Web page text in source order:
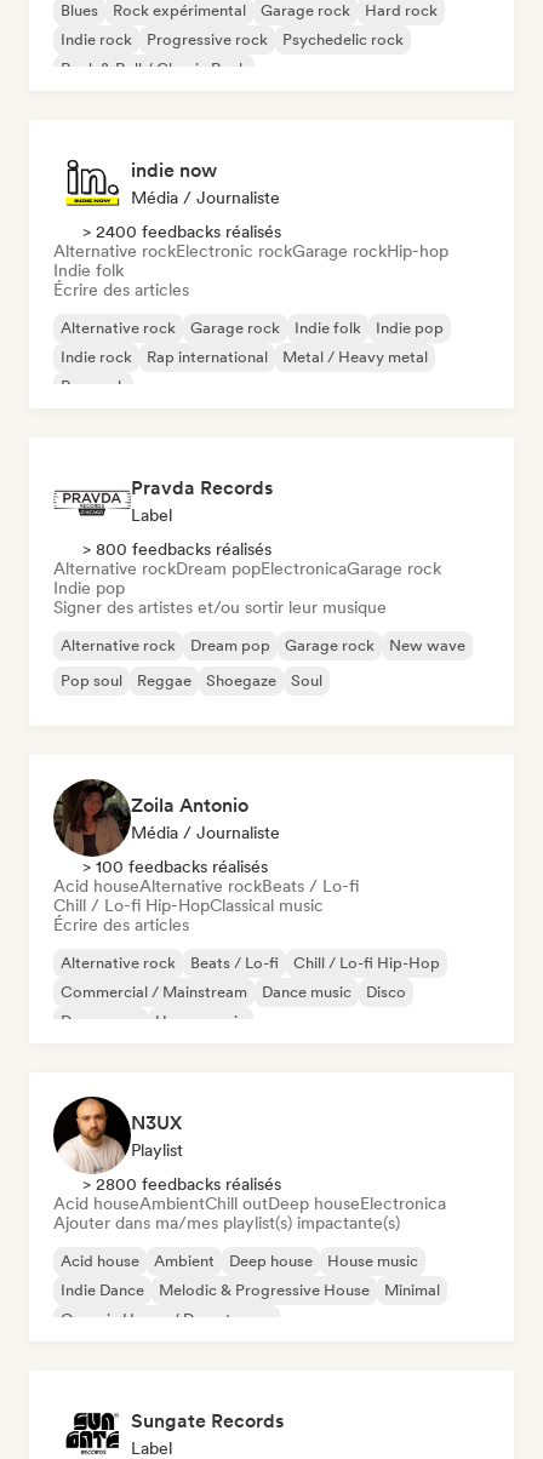
Blues Rock expérimental Garage rock
Hard rock
Indie rock
Progressive rock
Psychedelic rock
Rock & Roll / Classic Rock
indie now
Média / Journaliste
> 2400 feedbacks réalisés
Alternative rockElectronic rockGarage rockHip-hop
Indie folk
Écrire des articles
Alternative rock Garage rock Indie folk
Indie pop
Indie rock
Rap international
Metal / Heavy metal
Pop rock
Pravda Records
Label
> 800 feedbacks réalisés
Alternative rockDream popElectronicaGarage rock
Indie pop
Signer des artistes et/ou sortir leur musique
Alternative rock Dream pop Garage rock
New wave
Pop soul
Reggae Shoegaze Soul
Zoila Antonio
Média / Journaliste
> 100 feedbacks réalisés
Acid houseAlternative rockBeats / Lo-fi
Chill / Lo-fi Hip-HopClassical music
Écrire des articles
Alternative rock Beats / Lo-fi
Chill / Lo-fi Hip-Hop
Commercial / Mainstream
Dance music
Disco
Dream pop
House music
N3UX
Playlist
> 2800 feedbacks réalisés
Acid houseAmbientChill outDeep houseElectronica
Ajouter dans ma/mes playlist(s) impactante(s)
Acid house Ambient Deep house
House music
Indie Dance
Melodic & Progressive House
Minimal
Organic House / Downtempo
Sungate Records
Label